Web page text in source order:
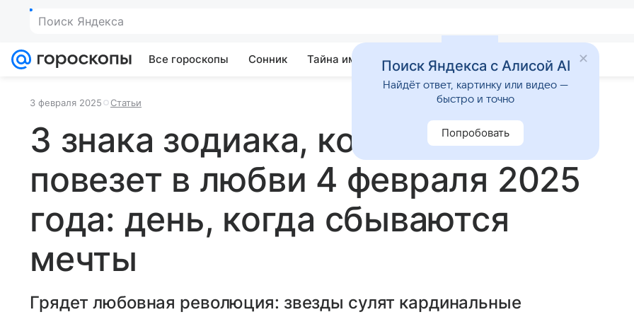
Поиск Яндекса
Все гороскопы Сонник Тайна имени Гадания Приметы
3 февраля 2025 Статьи
3 знака зодиака, которым
повезет в любви 4 февраля 2025
года: день, когда сбываются
мечты
Грядет любовная революция: звезды сулят кардинальные
Поиск Яндекса с Алисой AI
Найдёт ответ, картинку или видео —
быстро и точно
Попробовать